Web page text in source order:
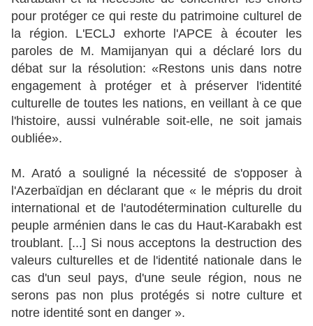
pour protéger ce qui reste du patrimoine culturel de
la région. L'ECLJ exhorte l'APCE à écouter les
paroles de M. Mamijanyan qui a déclaré lors du
débat sur la résolution: «Restons unis dans notre
engagement à protéger et à préserver l'identité
culturelle de toutes les nations, en veillant à ce que
l'histoire, aussi vulnérable soit-elle, ne soit jamais
oubliée».
M. Arató a souligné la nécessité de s'opposer à
l'Azerbaïdjan en déclarant que « le mépris du droit
international et de l'autodétermination culturelle du
peuple arménien dans le cas du Haut-Karabakh est
troublant. [...] Si nous acceptons la destruction des
valeurs culturelles et de l'identité nationale dans le
cas d'un seul pays, d'une seule région, nous ne
serons pas non plus protégés si notre culture et
notre identité sont en danger ».